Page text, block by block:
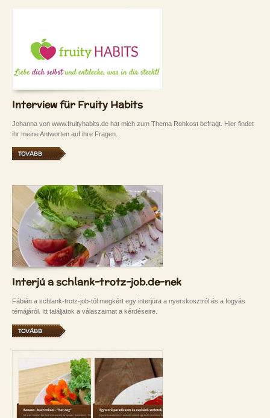
Interview für Fruity Habits
Johanna von www.fruityhabits.de hat mich zum Thema Rohkost befragt. Hier findet
ihr meine Antworten auf ihre Fragen.
TOVÁBB
Interjú a schlank-trotz-job.de-nek
Fábián a schlank-trotz-job-tól megkért egy interjúra a nyerskosztról és a fogyás
témájáról. Itt találjatok a válaszaimat a kérdéseire.
TOVÁBB